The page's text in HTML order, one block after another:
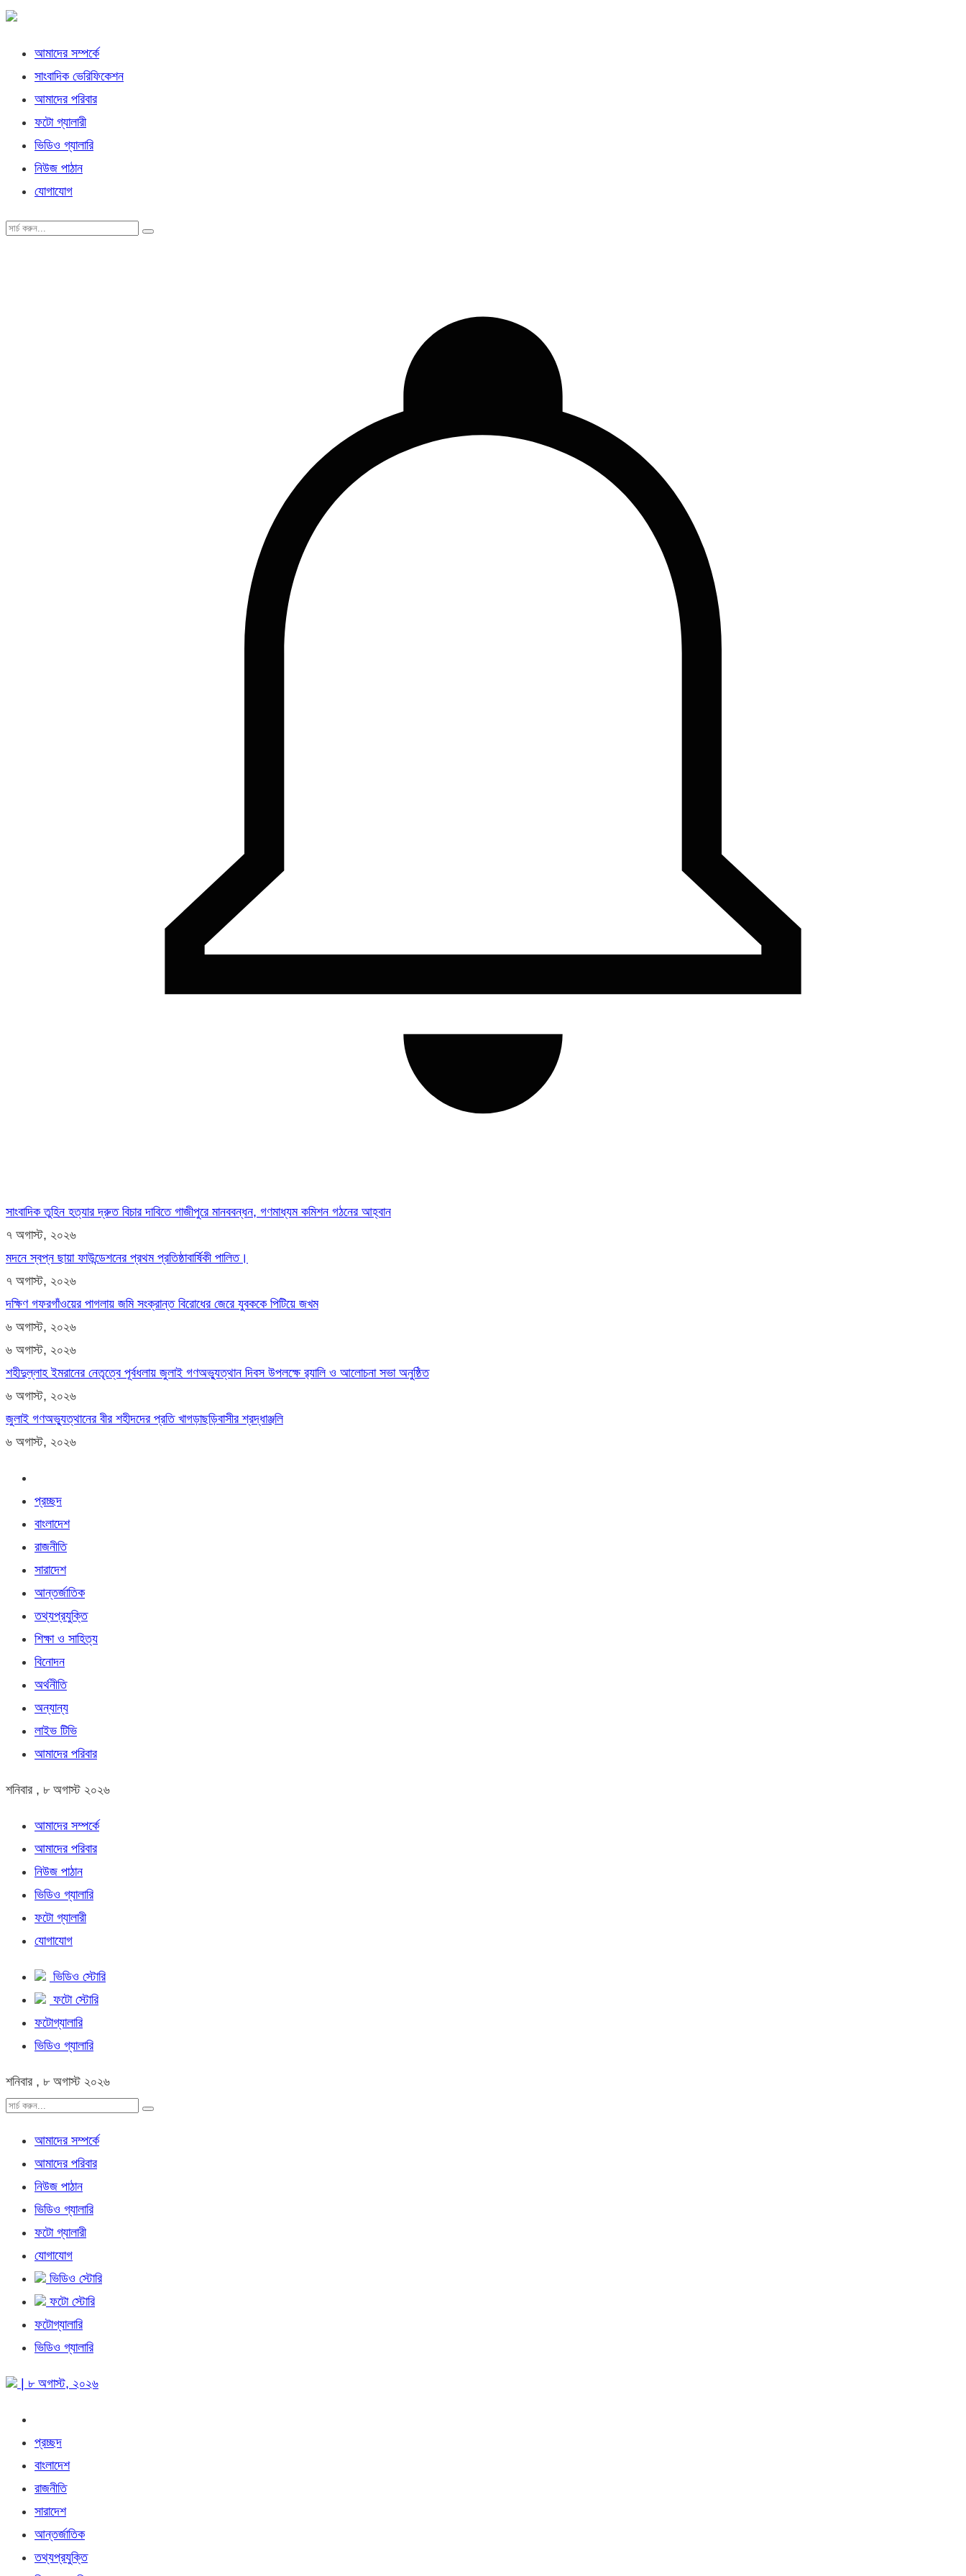
আমাদের সম্পর্কে
সাংবাদিক ভেরিফিকেশন
আমাদের পরিবার
ফটো গ্যালারী
ভিডিও গ্যালারি
নিউজ পাঠান
যোগাযোগ
সাংবাদিক তুহিন হত্যার দ্রুত বিচার দাবিতে গাজীপুরে মানববন্ধন, গণমাধ্যম কমিশন গঠনের আহ্বান
৭ অগাস্ট, ২০২৬
মদনে স্বপ্ন ছায়া ফাউন্ডেশনের প্রথম প্রতিষ্ঠাবার্ষিকী পালিত।
৭ অগাস্ট, ২০২৬
দক্ষিণ গফরগাঁওয়ের পাগলায় জমি সংক্রান্ত বিরোধের জেরে যুবককে পিটিয়ে জখম
৬ অগাস্ট, ২০২৬
৬ অগাস্ট, ২০২৬
শহীদুল্লাহ ইমরানের নেতৃত্বে পূর্বধলায় জুলাই গণঅভ্যুত্থান দিবস উপলক্ষে র‍্যালি ও আলোচনা সভা অনুষ্ঠিত
৬ অগাস্ট, ২০২৬
জুলাই গণঅভ্যুত্থানের বীর শহীদদের প্রতি খাগড়াছড়িবাসীর শ্রদ্ধাঞ্জলি
৬ অগাস্ট, ২০২৬
প্রচ্ছদ
বাংলাদেশ
রাজনীতি
সারাদেশ
আন্তর্জাতিক
তথ্যপ্রযুক্তি
শিক্ষা ও সাহিত্য
বিনোদন
অর্থনীতি
অন্যান্য
লাইভ টিভি
আমাদের পরিবার
শনিবার , ৮ অগাস্ট ২০২৬
আমাদের সম্পর্কে
আমাদের পরিবার
নিউজ পাঠান
ভিডিও গ্যালারি
ফটো গ্যালারী
যোগাযোগ
ভিডিও স্টোরি
ফটো স্টোরি
ফটোগ্যালারি
ভিডিও গ্যালারি
শনিবার , ৮ অগাস্ট ২০২৬
আমাদের সম্পর্কে
আমাদের পরিবার
নিউজ পাঠান
ভিডিও গ্যালারি
ফটো গ্যালারী
যোগাযোগ
ভিডিও স্টোরি
ফটো স্টোরি
ফটোগ্যালারি
ভিডিও গ্যালারি
| ৮ অগাস্ট, ২০২৬
প্রচ্ছদ
বাংলাদেশ
রাজনীতি
সারাদেশ
আন্তর্জাতিক
তথ্যপ্রযুক্তি